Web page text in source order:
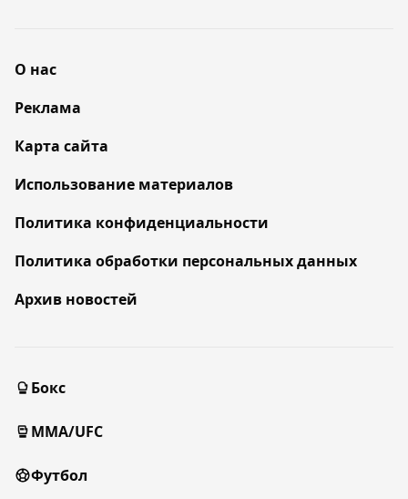
О нас
Реклама
Карта сайта
Использование материалов
Политика конфиденциальности
Политика обработки персональных данных
Архив новостей
Бокс
MMA/UFC
Футбол